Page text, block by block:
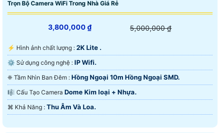
Trọn Bộ Camera WiFi Trong Nhà Giá Rẻ
3,800,000 ₫ 5,000,000 ₫
️⚡ Hình ảnh chất lượng : 2K Lite .
⚙ Sử dụng công nghệ : IP Wifi.
❈ Tầm Nhìn Ban Đêm : Hồng Ngoại 10m Hồng Ngoại SMD.
🎼️ Cấu Tạo Camera Dome Kim loại + Nhựa.
️⌘ Khả Năng : Thu Âm Và Loa.